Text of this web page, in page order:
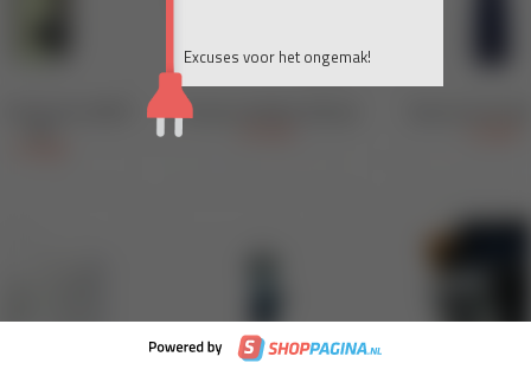
Excuses voor het ongemak!